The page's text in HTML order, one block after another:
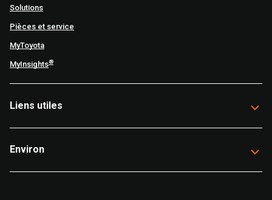
Solutions
Pièces et service
MyToyota
MyInsights®
Liens utiles
Environ